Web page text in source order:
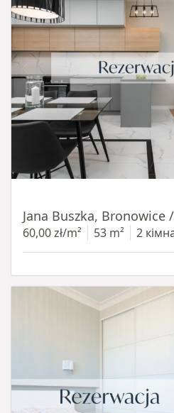
Jana Buszka, Bronowice
60,00 zł/m² 53 m² 2